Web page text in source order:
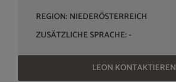
REGION: NIEDERÖSTERREICH
ZUSÄTZLICHE SPRACHE: -
LEON KONTAKTIEREN